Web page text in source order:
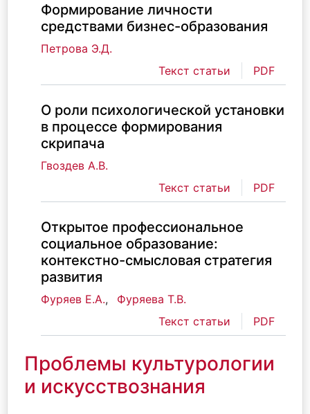
Формирование личности
средствами бизнес-образования
Петрова Э.Д.
Текст статьи
PDF
О роли психологической установки
в процессе формирования
скрипача
Гвоздев А.В.
Текст статьи
PDF
Открытое профессиональное
социальное образование:
контекстно-смысловая стратегия
развития
Фуряев Е.А.,
Фуряева Т.В.
Текст статьи
PDF
Проблемы культурологии
и искусствознания